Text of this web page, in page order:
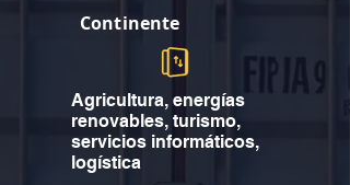
Continente
Agricultura, energías
renovables, turismo,
servicios informáticos,
logística